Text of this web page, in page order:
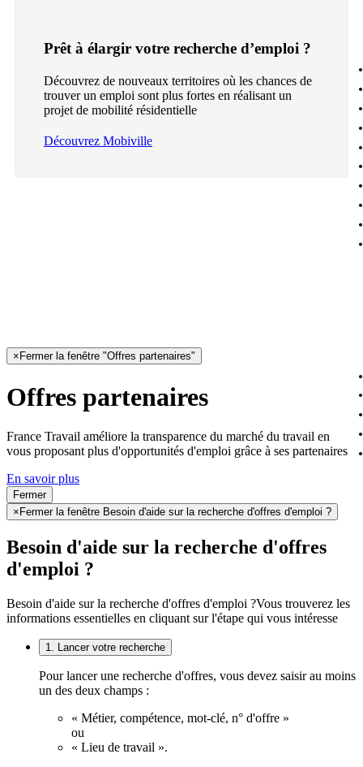
Prêt à élargir votre recherche d’emploi ?
Découvrez de nouveaux territoires où les chances de
trouver un emploi sont plus fortes en réalisant un
projet de mobilité résidentielle
Découvrez Mobiville
× Fermer la fenêtre "Offres partenaires"
Offres partenaires
France Travail améliore la transparence du marché du travail en
vous proposant plus d'opportunités d'emploi grâce à ses partenaires
En savoir plus
Fermer
× Fermer la fenêtre Besoin d'aide sur la recherche d'offres d'emploi ?
Besoin d'aide sur la recherche d'offres
d'emploi ?
Besoin d'aide sur la recherche d'offres d'emploi ?Vous trouverez les
informations essentielles en cliquant sur l'étape qui vous intéresse
1. Lancer votre recherche
Pour lancer une recherche d'offres, vous devez saisir au moins
un des deux champs :
« Métier, compétence, mot-clé, n° d'offre »
ou
« Lieu de travail ».